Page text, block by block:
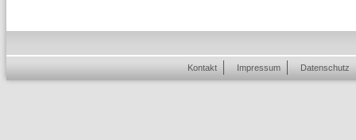
Kontakt Impressum Datenschutz